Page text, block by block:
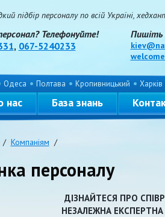
підбір персоналу по всій Україні,
Телефонуйте!
, 067-5240233
Пишіть
Одеса Полтава Кропивницький Харків
нас База знань
/ Компаніям /
персоналу
ДІЗНАЙТЕСЯ ПРО
НЕЗАЛЕЖНА